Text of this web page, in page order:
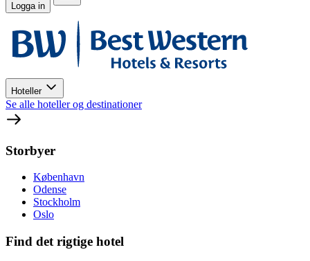
Logga in
Hoteller
Se alle hoteller og destinationer
Storbyer
København
Odense
Stockholm
Oslo
Find det rigtige hotel